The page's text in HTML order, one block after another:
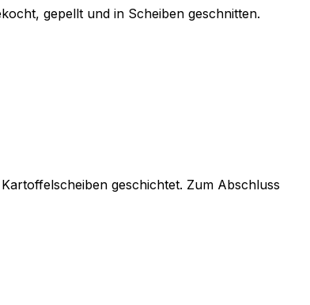
gepellt und in Scheiben geschnitten.
geschichtet. Zum Abschluss